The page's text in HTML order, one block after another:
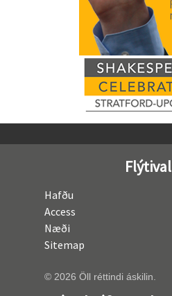
Flýtival
Hafðu
Access
Næði
Sitemap
© 2026 Öll réttindi áskilin.